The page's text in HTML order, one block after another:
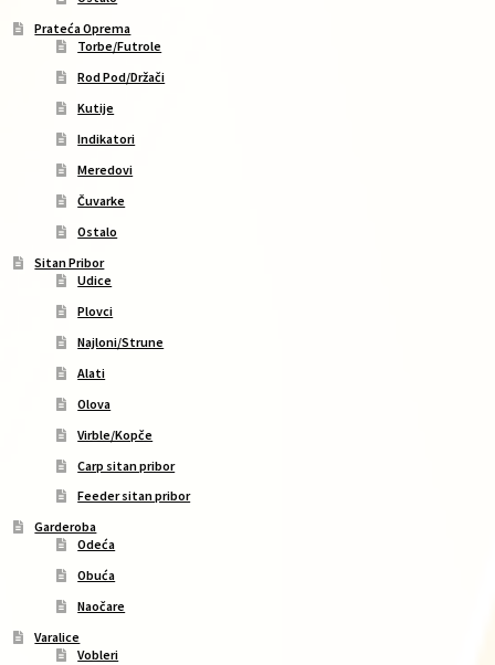
Prateća Oprema
Torbe/Futrole
Rod Pod/Držači
Kutije
Indikatori
Meredovi
Čuvarke
Ostalo
Sitan Pribor
Udice
Plovci
Najloni/Strune
Alati
Olova
Virble/Kopče
Carp sitan pribor
Feeder sitan pribor
Garderoba
Odeća
Obuća
Naočare
Varalice
Vobleri